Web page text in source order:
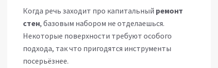
Когда речь заходит про капитальный ремонт
стен, базовым набором не отделаешься.
Некоторые поверхности требуют особого
подхода, так что пригодятся инструменты
посерьёзнее.